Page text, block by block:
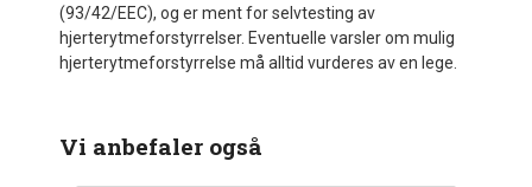
(93/42/EEC), og er ment for selvtesting av
hjerterytmeforstyrrelser. Eventuelle varsler om mulig
hjerterytmeforstyrrelse må alltid vurderes av en lege.
Vi anbefaler også